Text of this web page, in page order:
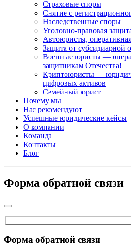
Страховые споры
Снятие с
Наследственные споры
Уголовно-правовая
Автоюристы,
Защита от субсидиарной
Военные юристы —
защитникам Отечества!
Криптоюристы —
цифровых активов
Семейный юрист
Почему мы
Нас рекомендуют
Успешные юридические кейсы
О компании
Команда
Контакты
Блог
Форма обратной связи
Форма обратной связи